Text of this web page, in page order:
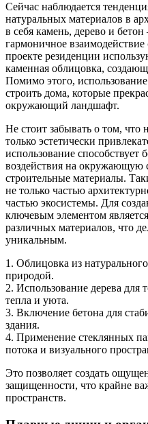
Сейчас наблюдается
натуральных материалов в
в себя камень, дерево и
гармоничное
проекте резиденции
каменная облицовка,
Помимо этого,
строить дома, которые
окружающий ландшафт.
Не стоит забывать о том, что
только эстетически
использование способствует
воздействия на окружающую
строительные материалы.
не только частью
частью экосистемы. Для
ключевым элементом
различных материалов, что
уникальным.
1. Облицовка из
природой.
2. Использование дерева для
тепла и уюта.
3. Включение бетона для
здания.
4. Применение стеклянных
потока и визуального
Это позволяет создать
защищенности, что крайне
пространств.